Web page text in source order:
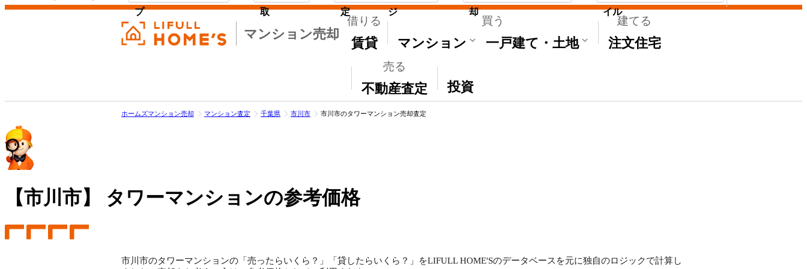
マンション売却
借りる
賃貸
買う
マンション 一戸建て・土地
建てる
注文住宅
売る
不動産査定
その他
投資
プ 取 定 ジ 却 イル
ホームズマンション売却 マンション査定 千葉県 市川市 市川市のタワーマンション売却査定
【市川市】 タワーマンションの参考価格
市川市のタワーマンションの「売ったらいくら？」「貸したらいくら？」をLIFULL HOME'Sのデータベースを元に独自のロジックで計算し